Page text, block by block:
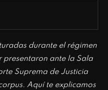
durante el régimen
presentaron ante la Sala
Suprema de Justicia
Aquí te explicamos